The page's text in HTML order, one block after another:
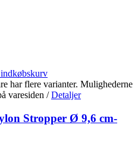
har flere varianter. Mulighederne
varesiden / Detaljer
Stropper Ø 9,6 cm-